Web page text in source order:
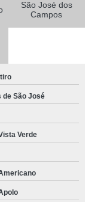
São José dos
Campos
de São José
Verde